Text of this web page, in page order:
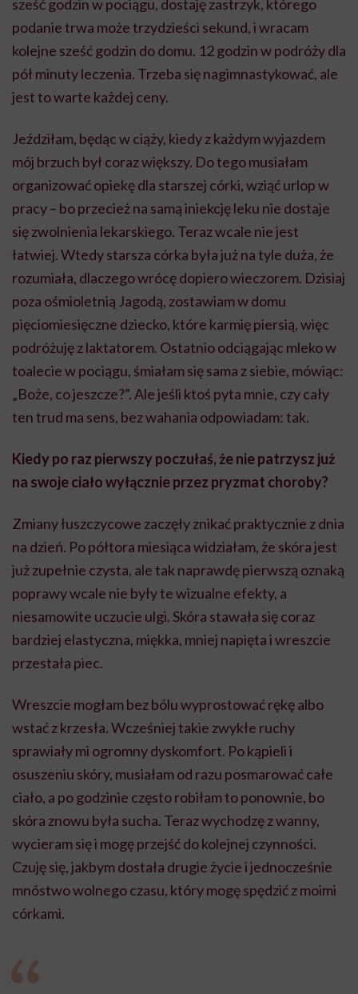
sześć godzin w pociągu, dostaję zastrzyk, którego
podanie trwa może trzydzieści sekund, i wracam
kolejne sześć godzin do domu. 12 godzin w podróży dla
pół minuty leczenia. Trzeba się nagimnastykować, ale
jest to warte każdej ceny.
Jeździłam, będąc w ciąży, kiedy z każdym wyjazdem
mój brzuch był coraz większy. Do tego musiałam
organizować opiekę dla starszej córki, wziąć urlop w
pracy – bo przecież na samą iniekcję leku nie dostaje
się zwolnienia lekarskiego. Teraz wcale nie jest
łatwiej. Wtedy starsza córka była już na tyle duża, że
rozumiała, dlaczego wrócę dopiero wieczorem. Dzisiaj
poza ośmioletnią Jagodą, zostawiam w domu
pięciomiesięczne dziecko, które karmię piersią, więc
podróżuję z laktatorem. Ostatnio odciągając mleko w
toalecie w pociągu, śmiałam się sama z siebie, mówiąc:
„Boże, co jeszcze?”. Ale jeśli ktoś pyta mnie, czy cały
ten trud ma sens, bez wahania odpowiadam: tak.
Kiedy po raz pierwszy poczułaś, że nie patrzysz już
na swoje ciało wyłącznie przez pryzmat choroby?
Zmiany łuszczycowe zaczęły znikać praktycznie z dnia
na dzień. Po półtora miesiąca widziałam, że skóra jest
już zupełnie czysta, ale tak naprawdę pierwszą oznaką
poprawy wcale nie były te wizualne efekty, a
niesamowite uczucie ulgi. Skóra stawała się coraz
bardziej elastyczna, miękka, mniej napięta i wreszcie
przestała piec.
Wreszcie mogłam bez bólu wyprostować rękę albo
wstać z krzesła. Wcześniej takie zwykłe ruchy
sprawiały mi ogromny dyskomfort. Po kąpieli i
osuszeniu skóry, musiałam od razu posmarować całe
ciało, a po godzinie często robiłam to ponownie, bo
skóra znowu była sucha. Teraz wychodzę z wanny,
wycieram się i mogę przejść do kolejnej czynności.
Czuję się, jakbym dostała drugie życie i jednocześnie
mnóstwo wolnego czasu, który mogę spędzić z moimi
córkami.